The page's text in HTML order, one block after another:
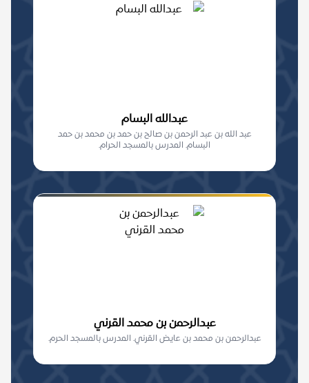
عبدالله البسام
عبد الله بن عبد الرحمن بن صالح بن حمد بن محمد بن حمد
البسام. المدرس بالمسجد الحرام.
عبدالرحمن بن محمد القرني
عبدالرحمن بن محمد بن عايض القرني. المدرس بالمسجد الحرم.